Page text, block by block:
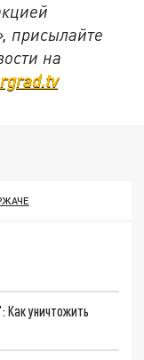
присылайте
на
Как уничтожить